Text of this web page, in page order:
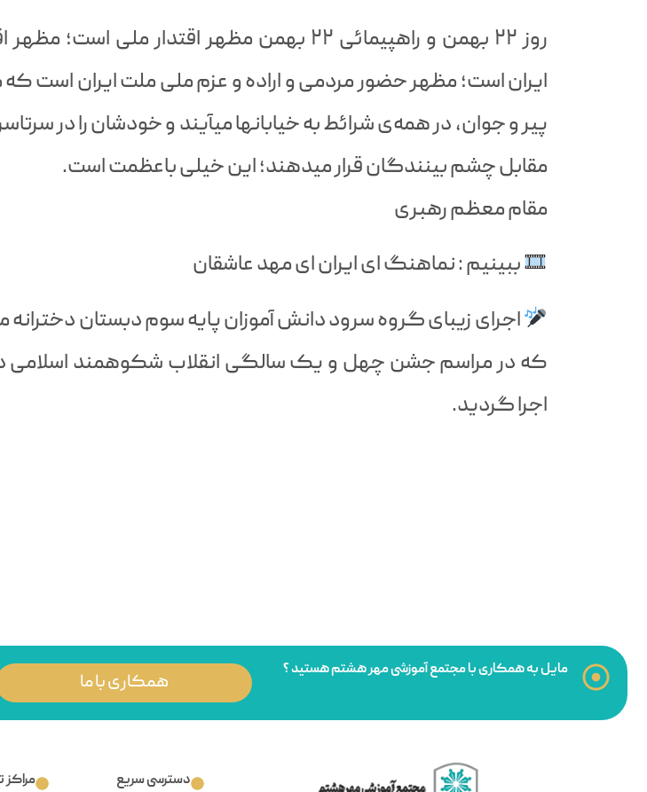
روز ۲۲ بهمن و راهپیمائی ۲۲ بهمن مظهر اقتدار ملی است؛
ایران است؛ مظهر حضور مردمی و اراده و عزم ملی ملت ایران است که
پیر و جوان، در همه‌ی شرائط به خیابانها میآیند و خودشان را در
مقابل چشم بینندگان قرار میدهند؛ این خیلی باعظمت است.
مقام معظم رهبری
ببینیم : نماهنگ ای ایران ای مهد عاشقان
اجرای زیبای گروه سرود دانش آموزان پایه سوم دبستان
اجرا گردید.
مایل به همکاری با مجتمع آموزشی مهر هشتم هستید ؟
همکاری با ما
دسترسی سریع مراکز